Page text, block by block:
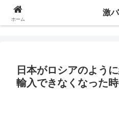
日本がロシアのよう
輸入できなくなった
ホーム
激